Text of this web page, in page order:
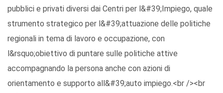
pubblici e privati diversi dai Centri per l&#39;Impiego, quale
strumento strategico per l&#39;attuazione delle politiche
regionali in tema di lavoro e occupazione, con
l&rsquo;obiettivo di puntare sulle politiche attive
accompagnando la persona anche con azioni di
orientamento e supporto all&#39;auto impiego.<br /><br